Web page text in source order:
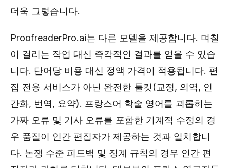
더욱 그렇습니다.
ProofreaderPro.ai는 다른 모델을 제공합니다. 며칠
이 걸리는 작업 대신 즉각적인 결과를 얻을 수 있습
니다. 단어당 비용 대신 정액 가격이 적용됩니다. 편
집 전용 서비스가 아닌 완전한 툴킷(교정, 의역, 인
간화, 번역, 요약). 프랑스어 학술 영어를 괴롭히는
가짜 오류 및 기사 오류를 포함한 기계적 수정의 경
우 품질이 인간 편집자가 제공하는 것과 일치합니
다. 논쟁 수준 피드백 및 징계 규칙의 경우 인간 편